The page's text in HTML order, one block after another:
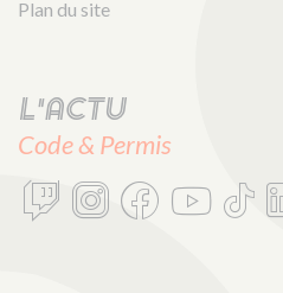
Plan du site
L'actu
Code & Permis